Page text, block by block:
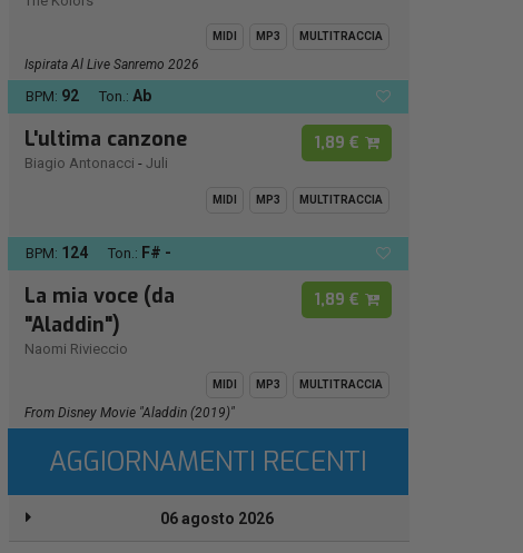
MIDI MP3 MULTITRACCIA
Ispirata Al Live Sanremo 2026
BPM: 92 Ton.: Ab
L'ultima canzone
Biagio Antonacci - Juli
1,89 €
MIDI MP3 MULTITRACCIA
BPM: 124 Ton.: F# -
La mia voce (da
"Aladdin")
Naomi Rivieccio
1,89 €
MIDI MP3 MULTITRACCIA
From Disney Movie "Aladdin (2019)"
AGGIORNAMENTI RECENTI
06 agosto 2026